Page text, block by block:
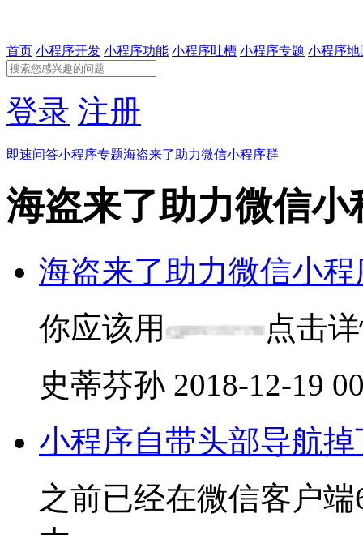
首页 小程序开发 小程序功能 小程序吐槽 小程序专题 小程序地
登录 注册
即速问答小程序专题海盗来了助力微信小程序群
海盗来了助力微信小
海盗来了助力微信小
你应该用
点击
史蒂芬孙 2018-12-19
小程序自带头部导航
之前已经在微信客户